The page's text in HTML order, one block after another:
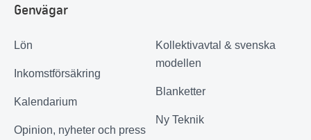
Genvägar
Lön
Inkomstförsäkring
Kalendarium
Opinion, nyheter och press
Kollektivavtal & svenska
modellen
Blanketter
Ny Teknik